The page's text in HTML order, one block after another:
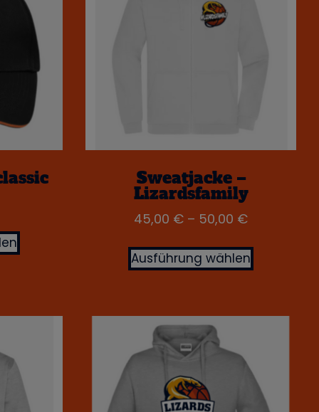
Sweatjacke –
Lizardsfamily
45,00 € – 50,00 €
Ausführung wählen